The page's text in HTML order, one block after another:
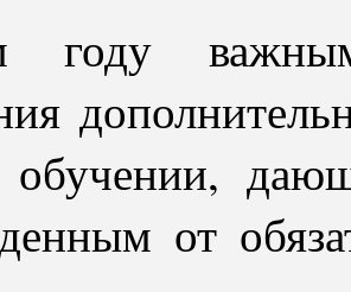
важным
обучении,
от